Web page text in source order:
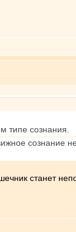
типе сознания.
сознание
станет